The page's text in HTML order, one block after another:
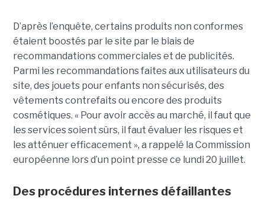
D’après l’enquête, certains produits non conformes
étaient boostés par le site par le biais de
recommandations commerciales et de publicités.
Parmi les recommandations faites aux utilisateurs du
site, des jouets pour enfants non sécurisés, des
vêtements contrefaits ou encore des produits
cosmétiques. « Pour avoir accès au marché, il faut que
les services soient sûrs, il faut évaluer les risques et
les atténuer efficacement », a rappelé la Commission
européenne lors d’un point presse ce lundi 20 juillet.
Des procédures internes défaillantes